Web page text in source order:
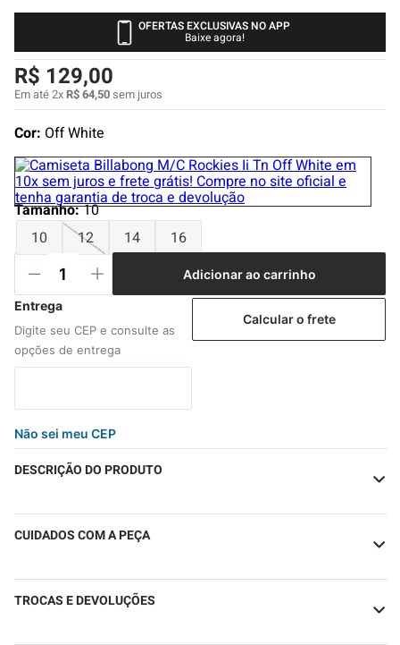
OFERTAS EXCLUSIVAS NO APP
Baixe agora!
R$ 129,00
Em até2xR$64,50sem juros
Cor: Off White
Tamanho:10
10
12 14 16
Adicionar ao carrinho
Não sei meu CEP
Calcular o frete
DESCRIÇÃO DO PRODUTO
CUIDADOS COM A PEÇA
TROCAS E DEVOLUÇÕES
5º
camiseta
6º
bermuda
jaqueta
8º
carteira
9º
mochila
10º biquini